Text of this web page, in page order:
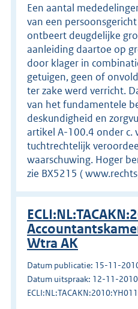
Een aantal
van een
ontbeert deugdelijke
aanleiding daartoe op
door klager in
getuigen, geen of
ter zake werd verricht.
van het fundamentele
deskundigheid en
artikel A-100.4 onder c.
tuchtrechtelijk
waarschuwing. Hoger
zie BX5215 (
Wtra AK
Datum publicatie: 15-11-
Datum uitspraak: 12-11-2010